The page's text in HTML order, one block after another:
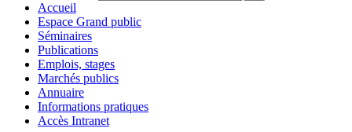
Accueil
Espace Grand public
Séminaires
Publications
Emplois, stages
Marchés publics
Annuaire
Informations pratiques
Accès Intranet